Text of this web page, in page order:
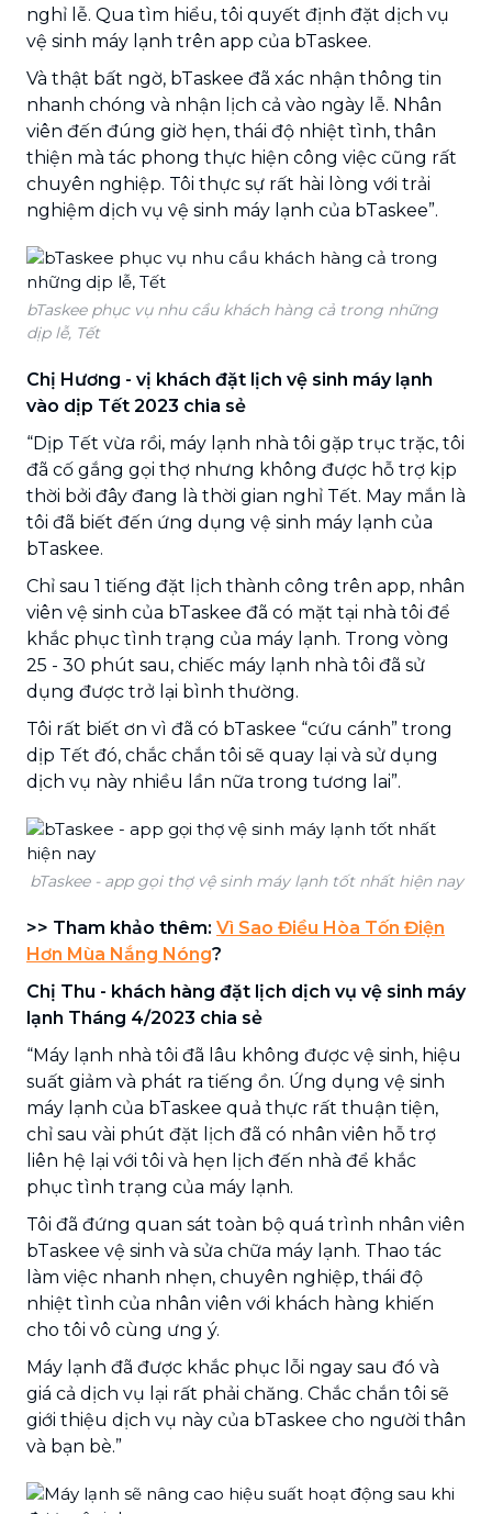
nghỉ lễ. Qua tìm hiểu, tôi quyết định đặt dịch vụ
vệ sinh máy lạnh trên app của bTaskee.
Và thật bất ngờ, bTaskee đã xác nhận thông tin
nhanh chóng và nhận lịch cả vào ngày lễ. Nhân
viên đến đúng giờ hẹn, thái độ nhiệt tình, thân
thiện mà tác phong thực hiện công việc cũng rất
chuyên nghiệp. Tôi thực sự rất hài lòng với trải
nghiệm dịch vụ vệ sinh máy lạnh của bTaskee”.
bTaskee phục vụ nhu cầu khách hàng cả trong những
dịp lễ, Tết
Chị Hương - vị khách đặt lịch vệ sinh máy lạnh
vào dịp Tết 2023 chia sẻ
“Dịp Tết vừa rồi, máy lạnh nhà tôi gặp trục trặc, tôi
đã cố gắng gọi thợ nhưng không được hỗ trợ kịp
thời bởi đây đang là thời gian nghỉ Tết. May mắn là
tôi đã biết đến ứng dụng vệ sinh máy lạnh của
bTaskee.
Chỉ sau 1 tiếng đặt lịch thành công trên app, nhân
viên vệ sinh của bTaskee đã có mặt tại nhà tôi để
khắc phục tình trạng của máy lạnh. Trong vòng
25 - 30 phút sau, chiếc máy lạnh nhà tôi đã sử
dụng được trở lại bình thường.
Tôi rất biết ơn vì đã có bTaskee “cứu cánh” trong
dịp Tết đó, chắc chắn tôi sẽ quay lại và sử dụng
dịch vụ này nhiều lần nữa trong tương lai”.
bTaskee - app gọi thợ vệ sinh máy lạnh tốt nhất hiện nay
>> Tham khảo thêm: Vì Sao Điều Hòa Tốn Điện
Hơn Mùa Nắng Nóng?
Chị Thu - khách hàng đặt lịch dịch vụ vệ sinh máy
lạnh Tháng 4/2023 chia sẻ
“Máy lạnh nhà tôi đã lâu không được vệ sinh, hiệu
suất giảm và phát ra tiếng ồn. Ứng dụng vệ sinh
máy lạnh của bTaskee quả thực rất thuận tiện,
chỉ sau vài phút đặt lịch đã có nhân viên hỗ trợ
liên hệ lại với tôi và hẹn lịch đến nhà để khắc
phục tình trạng của máy lạnh.
Tôi đã đứng quan sát toàn bộ quá trình nhân viên
bTaskee vệ sinh và sửa chữa máy lạnh. Thao tác
làm việc nhanh nhẹn, chuyên nghiệp, thái độ
nhiệt tình của nhân viên với khách hàng khiến
cho tôi vô cùng ưng ý.
Máy lạnh đã được khắc phục lỗi ngay sau đó và
giá cả dịch vụ lại rất phải chăng. Chắc chắn tôi sẽ
giới thiệu dịch vụ này của bTaskee cho người thân
và bạn bè.”